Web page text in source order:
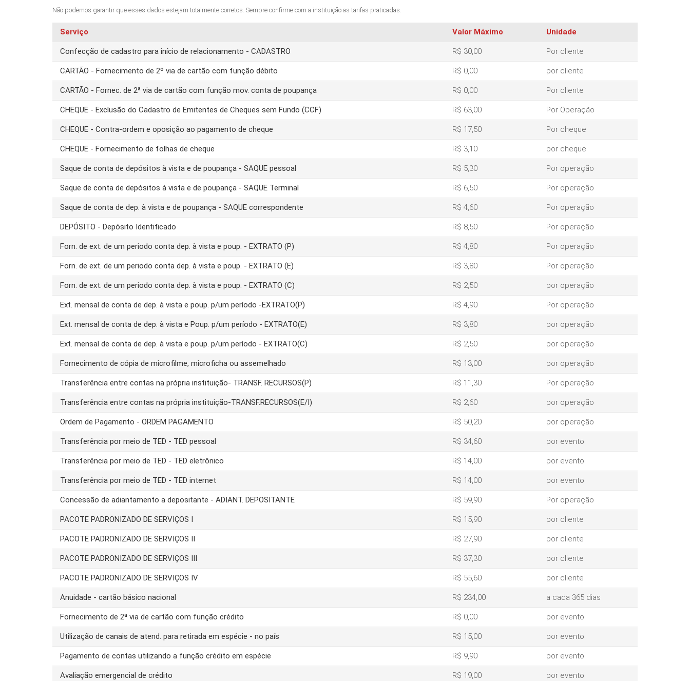
Não podemos garantir que esses dados estejam totalmente corretos. Sempre confirme com a instituição as tarifas praticadas.
Serviço Valor Máximo Unidade
Confecção de cadastro para início de relacionamento - CADASTRO R$ 30,00 Por cliente
CARTÃO - Fornecimento de 2º via de cartão com função débito R$ 0,00 por cliente
CARTÃO - Fornec. de 2ª via de cartão com função mov. conta de poupança R$ 0,00 Por cliente
CHEQUE - Exclusão do Cadastro de Emitentes de Cheques sem Fundo (CCF) R$ 63,00 Por Operação
CHEQUE - Contra-ordem e oposição ao pagamento de cheque R$ 17,50 Por cheque
CHEQUE - Fornecimento de folhas de cheque R$ 3,10 por cheque
Saque de conta de depósitos à vista e de poupança - SAQUE pessoal R$ 5,30 Por operação
Saque de conta de depósitos à vista e de poupança - SAQUE Terminal R$ 6,50 Por operação
Saque de conta de dep. à vista e de poupança - SAQUE correspondente R$ 4,60 Por operação
DEPÓSITO - Depósito Identificado R$ 8,50 Por operação
Forn. de ext. de um periodo conta dep. à vista e poup. - EXTRATO (P) R$ 4,80 Por operação
Forn. de ext. de um periodo conta dep. à vista e poup. - EXTRATO (E) R$ 3,80 Por operação
Forn. de ext. de um periodo conta dep. à vista e poup. - EXTRATO (C) R$ 2,50 por operação
Ext. mensal de conta de dep. à vista e poup. p/um período -EXTRATO(P) R$ 4,90 Por operação
Ext. mensal de conta de dep. à vista e Poup. p/um período - EXTRATO(E) R$ 3,80 por operação
Ext. mensal de conta de dep. à vista e poup. p/um período - EXTRATO(C) R$ 2,50 por operação
Fornecimento de cópia de microfilme, microficha ou assemelhado R$ 13,00 por operação
Transferência entre contas na própria instituição- TRANSF. RECURSOS(P) R$ 11,30 Por operação
Transferência entre contas na própria instituição-TRANSF.RECURSOS(E/I) R$ 2,60 por operação
Ordem de Pagamento - ORDEM PAGAMENTO R$ 50,20 por operação
Transferência por meio de TED - TED pessoal R$ 34,60 por evento
Transferência por meio de TED - TED eletrônico R$ 14,00 por evento
Transferência por meio de TED - TED internet R$ 14,00 por evento
Concessão de adiantamento a depositante - ADIANT. DEPOSITANTE R$ 59,90 Por operação
PACOTE PADRONIZADO DE SERVIÇOS I R$ 15,90 por cliente
PACOTE PADRONIZADO DE SERVIÇOS II R$ 27,90 por cliente
PACOTE PADRONIZADO DE SERVIÇOS III R$ 37,30 por cliente
PACOTE PADRONIZADO DE SERVIÇOS IV R$ 55,60 por cliente
Anuidade - cartão básico nacional R$ 234,00 a cada 365 dias
Fornecimento de 2ª via de cartão com função crédito R$ 0,00 por evento
Utilização de canais de atend. para retirada em espécie - no país R$ 15,00 por evento
Pagamento de contas utilizando a função crédito em espécie R$ 9,90 por evento
Avaliação emergencial de crédito R$ 19,00 por evento